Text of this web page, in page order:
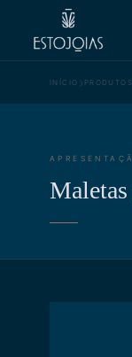
INÍCIO › PRODUTOS
Maletas